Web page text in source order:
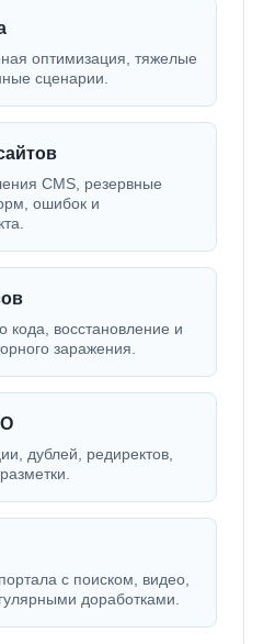
оптимизация, тяжелые
сценарии.
CMS, резервные
ошибок и
кода, восстановление и
заражения.
дублей, редиректов,
с поиском, видео,
доработками.